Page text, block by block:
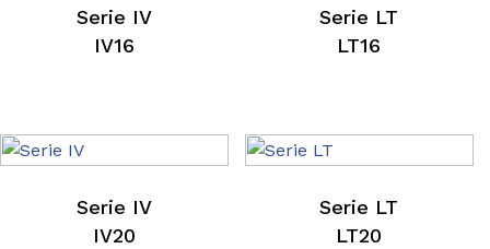
Serie IV
IV16
Serie LT
LT16
Serie IV
IV20
Serie LT
LT20